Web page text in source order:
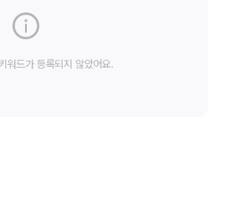
워드가 등록되지 않았어요.